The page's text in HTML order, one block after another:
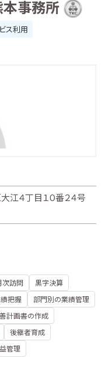
事務所
ス利用
江４丁目１０番２４号
次訪問
黒字決算
把握
部門別の業績管理
計画書の作成
後継者育成
管理